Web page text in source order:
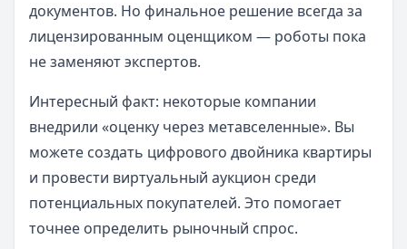
документов. Но финальное решение всегда за
лицензированным оценщиком — роботы пока
не заменяют экспертов.
Интересный факт: некоторые компании
внедрили «оценку через метавселенные». Вы
можете создать цифрового двойника квартиры
и провести виртуальный аукцион среди
потенциальных покупателей. Это помогает
точнее определить рыночный спрос.